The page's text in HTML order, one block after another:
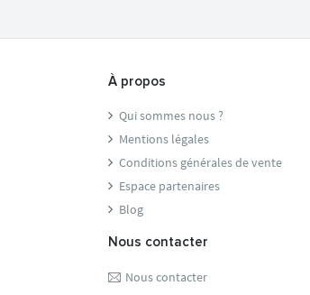
À propos
Qui sommes nous ?
Mentions légales
Conditions générales de vente
Espace partenaires
Blog
Nous contacter
Nous contacter